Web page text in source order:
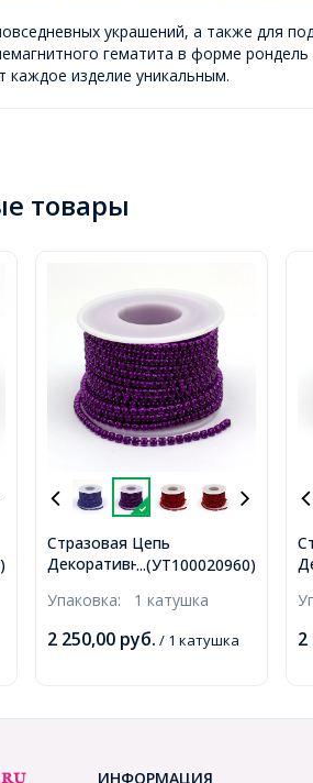
украшений, а также для
гематита в форме
каждое изделие уникальным.
товары
...(УТ100020960)
Стразовая Цепь
Декоративная, Стойкое
около 9м/катушка,
(УТ100020960)
Упаковка: 1 катушка
2 250,00 руб. / 1 катушка 2
ИНФОРМАЦИЯ